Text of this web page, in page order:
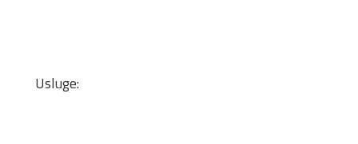
Usluge: